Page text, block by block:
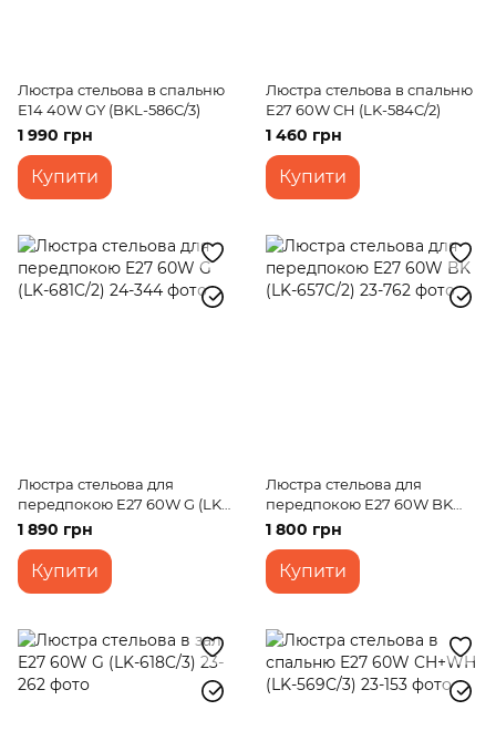
Люстра стельова в спальню
E14 40W GY (BKL-586C/3)
1 990 грн
Купити
Люстра стельова в спальню
E27 60W CH (LK-584C/2)
1 460 грн
Купити
Люстра стельова для
передпокою E27 60W G (LK-
681C/2)
1 890 грн
Купити
Люстра стельова для
передпокою E27 60W BK
(LK-657C/2)
1 800 грн
Купити